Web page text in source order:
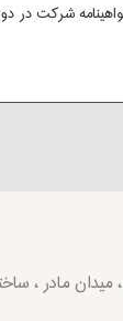
شرکت در
مادر ، ساختمان